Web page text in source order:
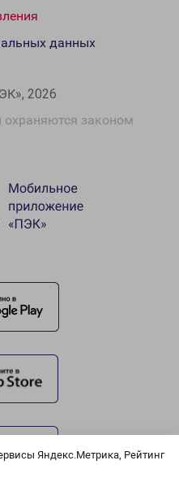
Яндекс.Метрика, Рейтинг
2026
законом
данных